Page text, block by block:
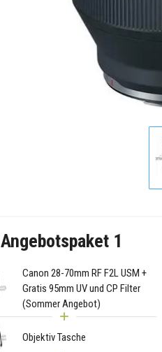
Angebotspaket 1
Canon 28-70mm RF F2L USM +
Gratis 95mm UV und CP Filter
(Sommer Angebot)
Objektiv Tasche